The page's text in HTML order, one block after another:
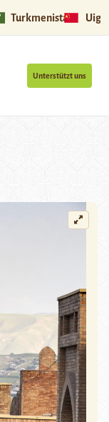
Turkmenistan
Unterstützt uns